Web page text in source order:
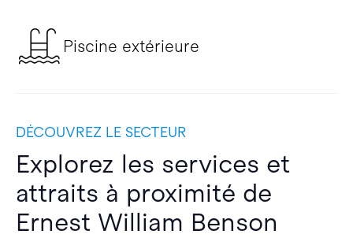
Piscine extérieure
DÉCOUVREZ LE SECTEUR
Explorez les services et
attraits à proximité de
Ernest William Benson